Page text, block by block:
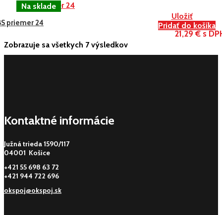
Uložiť
Pridať do košíka
priemer 24
21,29 € s
Zobrazuje sa všetkych 7 výsledkov
Kontaktné informácie
Južná trieda 1590/117
04001 Košice
+421 55 698 63 72
+421 944 722 696
okspoj@okspoj.sk